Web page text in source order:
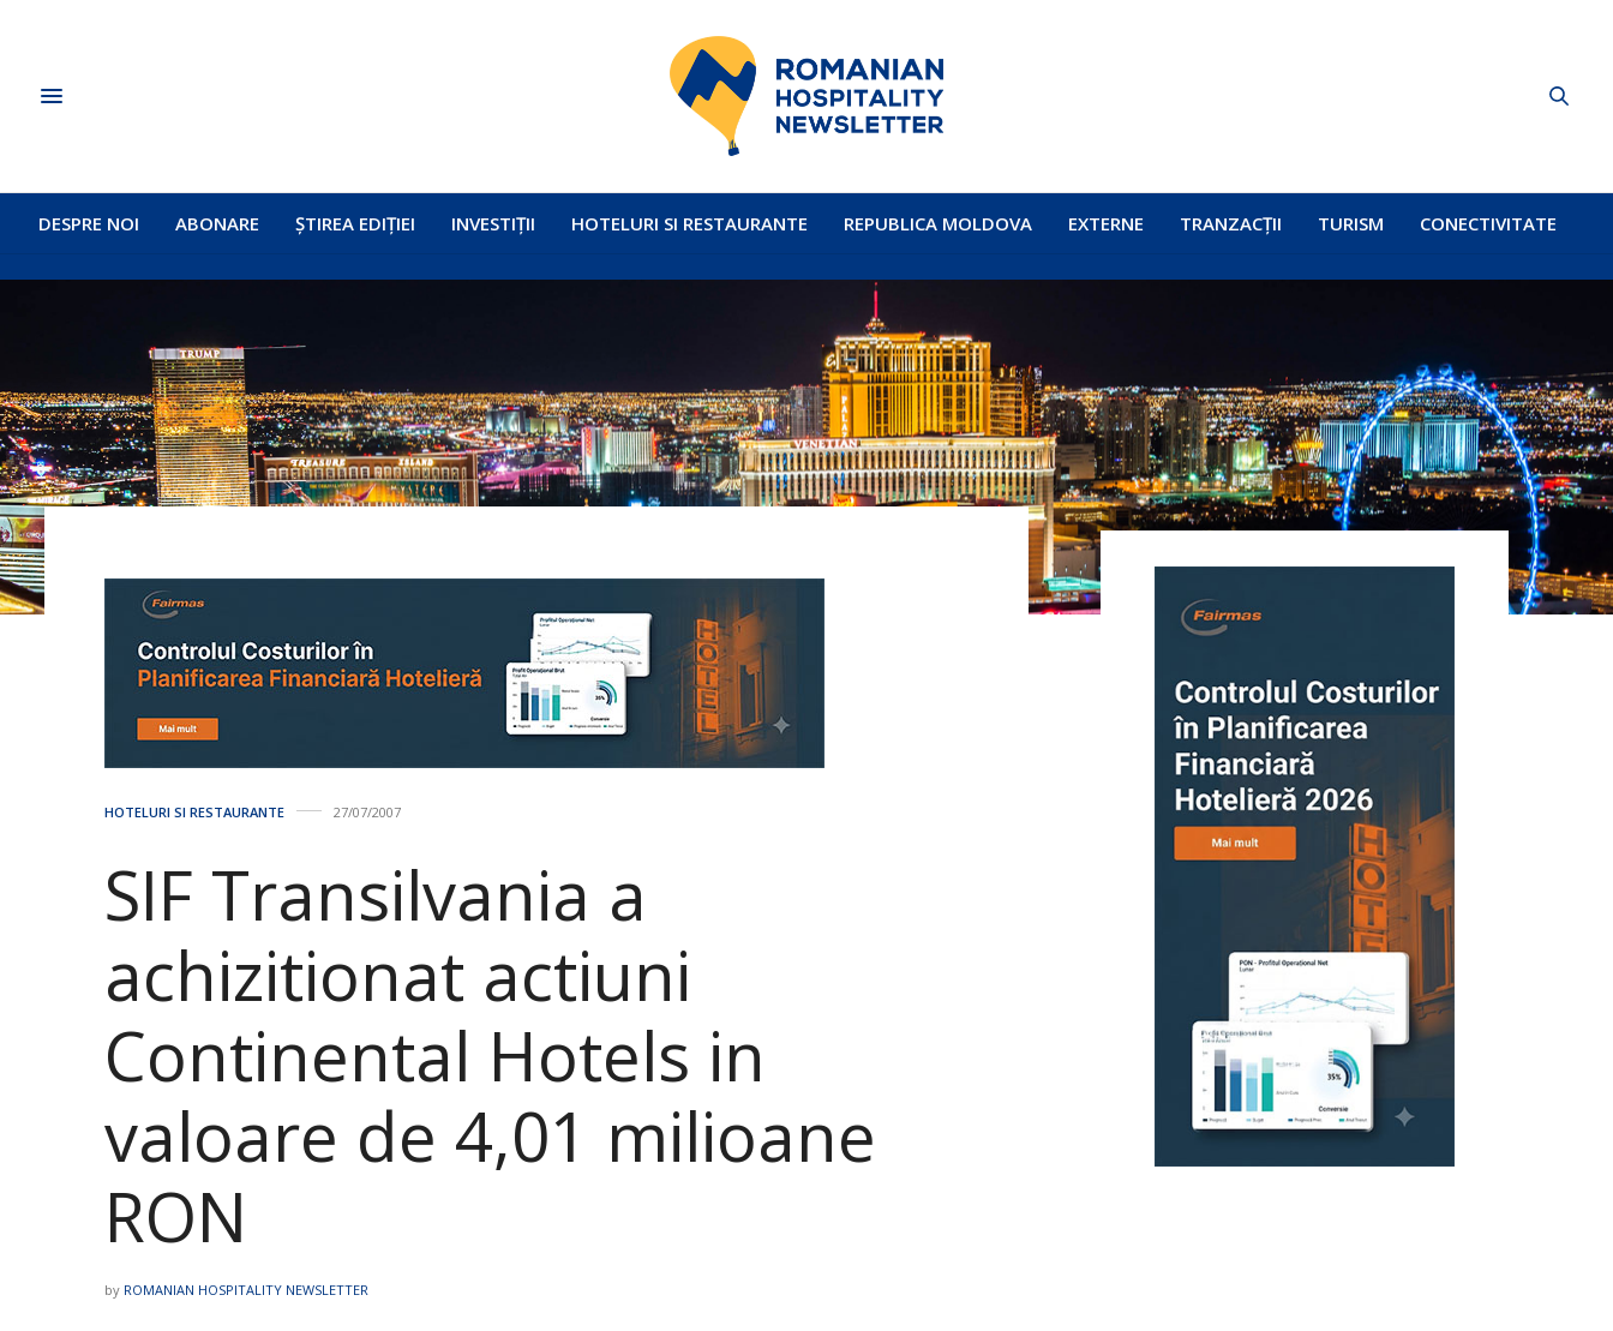
DESPRE NOI ABONARE ȘTIREA EDIȚIEI INVESTIȚII HOTELURI SI RESTAURANTE REPUBLICA MOLDOVA EXTERNE TRANZACȚII TURISM CONECTIVITATE
HOTELURI SI RESTAURANTE 27/07/2007
SIF Transilvania a
achizitionat actiuni
Continental Hotels in
valoare de 4,01 milioane
RON
by ROMANIAN HOSPITALITY NEWSLETTER